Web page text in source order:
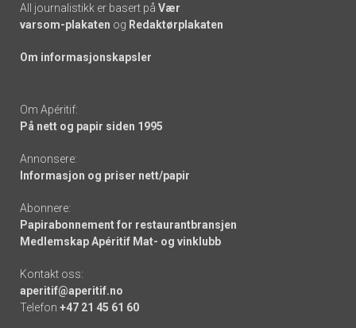
All journalistikk er basert på Vær
varsom-plakaten og Redaktørplakaten
Om informasjonskapsler
Om Apéritif:
På nett og papir siden 1995
Annonsere:
Informasjon og priser nett/papir
Abonnere:
Papirabonnement for restaurantbransjen
Medlemskap Apéritif Mat- og vinklubb
Kontakt oss:
aperitif@aperitif.no
Telefon +47 21 45 61 60